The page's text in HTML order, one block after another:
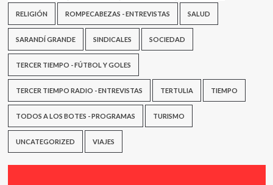
RELIGIÓN ROMPECABEZAS - ENTREVISTAS SALUD
SARANDÍ GRANDE SINDICALES SOCIEDAD
TERCER TIEMPO - FÚTBOL Y GOLES
TERCER TIEMPO RADIO - ENTREVISTAS TERTULIA TIEMPO
TODOS A LOS BOTES - PROGRAMAS TURISMO
UNCATEGORIZED VIAJES